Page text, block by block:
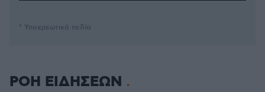
* Υποχρεωτικά πεδία
ΡΟΗ ΕΙΔΗΣΕΩΝ